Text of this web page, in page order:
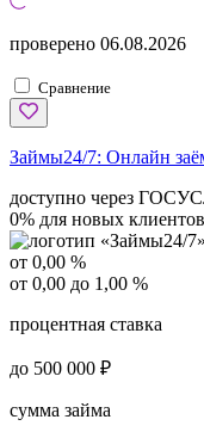
проверено 06.08.2026
Сравнение
Займы24/7: Онлайн
доступно через
0% для новых клиентов
от 0,00 %
от 0,00 до 1,00 %
процентная ставка
до 500 000 ₽
сумма займа